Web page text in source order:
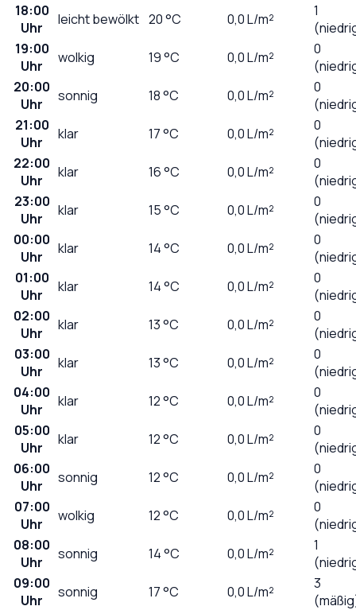
18:00
Uhr
leicht bewölkt 20°C 0,0L/m²
1
19:00
Uhr
wolkig 19°C 0,0L/m²
0
20:00
Uhr
sonnig 18°C 0,0L/m²
0
21:00
Uhr
klar 17°C 0,0L/m²
0
22:00
Uhr
klar 16°C 0,0L/m²
0
23:00
Uhr
klar 15°C 0,0L/m²
0
00:00
Uhr
klar 14°C 0,0L/m²
0
01:00
Uhr
klar 14°C 0,0L/m²
0
02:00
Uhr
klar 13°C 0,0L/m²
0
03:00
Uhr
klar 13°C 0,0L/m²
0
04:00
Uhr
klar 12°C 0,0L/m²
0
05:00
Uhr
klar 12°C 0,0L/m²
0
06:00
Uhr
sonnig 12°C 0,0L/m²
0
07:00
Uhr
wolkig 12°C 0,0L/m²
0
08:00
Uhr
sonnig 14°C 0,0L/m²
1
09:00
Uhr
sonnig 17°C 0,0L/m²
3